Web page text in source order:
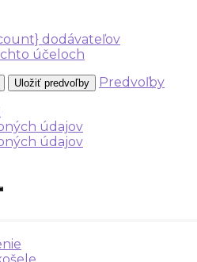
dodávateľov
účeloch
Uložiť predvoľby
Predvoľby
údajov
údajov